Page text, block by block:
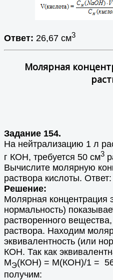
Ответ: 26,67 см3
Молярная
Задание 154.
На нейтрализацию 1 л
г КОН, требуется 50 см3
Вычислите молярную
раствора кислоты.
Решение:
Молярная концентрация
нормальность)
растворенного
раствора. Находим
эквивалентность (или
КОН. Так как
МЭ(КОН) = М(КОН)/1 =
получим: